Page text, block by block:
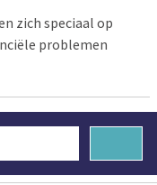
zich speciaal op
problemen